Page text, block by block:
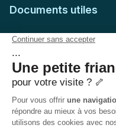
Documents utiles
Feuille de soins
Conditions générales
Politique de confidentialité
Politique des Cookies